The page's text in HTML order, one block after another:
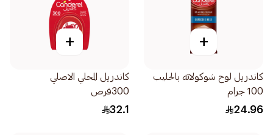
+
كاندريل لوح شوكولاته بالحليب
100 جرام
24.96
+
كاندريل المحلي الاصلي
300قرص
32.1